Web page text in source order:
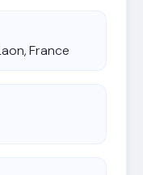
France